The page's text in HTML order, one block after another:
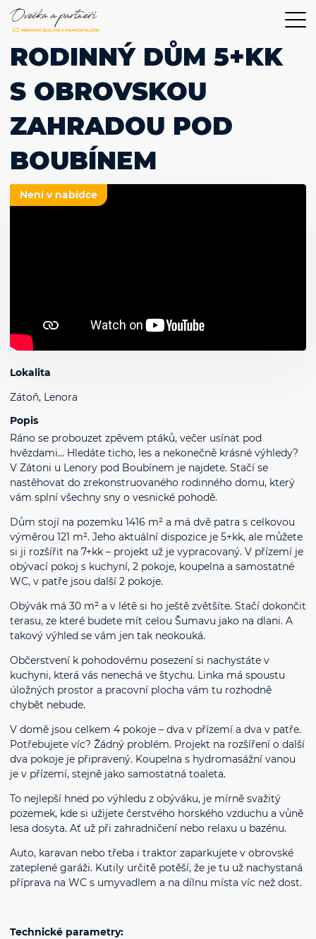
RODINNÝ DŮM 5+KK
S OBROVSKOU
ZAHRADOU POD
BOUBÍNEM
Není v nabídce
Lokalita
Zátoň, Lenora
Popis
Ráno se probouzet zpěvem ptáků, večer usínat pod
hvězdami… Hledáte ticho, les a nekonečně krásné výhledy?
V Zátoni u Lenory pod Boubínem je najdete. Stačí se
nastěhovat do zrekonstruovaného rodinného domu, který
vám splní všechny sny o vesnické pohodě.
Dům stojí na pozemku 1416 m² a má dvě patra s celkovou
výměrou 121 m². Jeho aktuální dispozice je 5+kk, ale můžete
si ji rozšířit na 7+kk – projekt už je vypracovaný. V přízemí je
obývací pokoj s kuchyní, 2 pokoje, koupelna a samostatné
WC, v patře jsou další 2 pokoje.
Obývák má 30 m² a v létě si ho ještě zvětšíte. Stačí dokončit
terasu, ze které budete mít celou Šumavu jako na dlani. A
takový výhled se vám jen tak neokouká.
Občerstvení k pohodovému posezení si nachystáte v
kuchyni, která vás nenechá ve štychu. Linka má spoustu
úložných prostor a pracovní plocha vám tu rozhodně
chybět nebude.
V domě jsou celkem 4 pokoje – dva v přízemí a dva v patře.
Potřebujete víc? Žádný problém. Projekt na rozšíření o další
dva pokoje je připravený. Koupelna s hydromasážní vanou
je v přízemí, stejně jako samostatná toaleta.
To nejlepší hned po výhledu z obýváku, je mírně svažitý
pozemek, kde si užijete čerstvého horského vzduchu a vůně
lesa dosyta. Ať už při zahradničení nebo relaxu u bazénu.
Auto, karavan nebo třeba i traktor zaparkujete v obrovské
zateplené garáži. Kutily určitě potěší, že je tu už nachystaná
příprava na WC s umyvadlem a na dílnu místa víc než dost.
Technické parametry: